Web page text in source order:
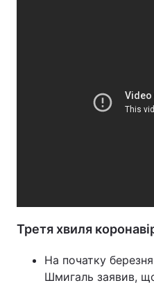
Третя хвиля
На початку
Шмигаль заявив,